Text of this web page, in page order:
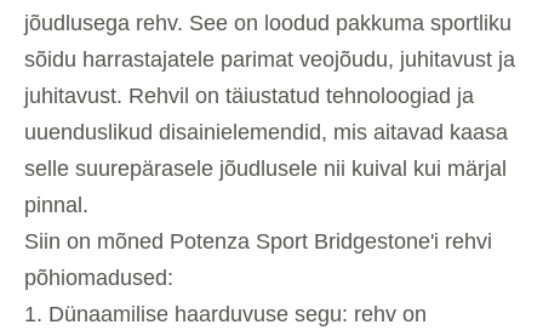
jõudlusega rehv. See on loodud pakkuma sportliku
sõidu harrastajatele parimat veojõudu, juhitavust ja
juhitavust. Rehvil on täiustatud tehnoloogiad ja
uuenduslikud disainielemendid, mis aitavad kaasa
selle suurepärasele jõudlusele nii kuival kui märjal
pinnal.
Siin on mõned Potenza Sport Bridgestone'i rehvi
põhiomadused:
Dünaamilise haarduvuse segu: rehv on